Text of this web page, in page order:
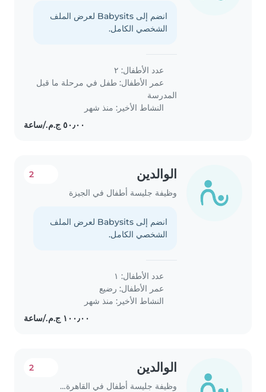
انضم إلى Babysits لعرض الملف
الشخصي الكامل.
عدد الأطفال: ٢
عمر الأطفال: طفل في مرحلة ما قبل
المدرسة
النشاط الأخير: منذ شهر
الوالدين
وظيفة جليسة أطفال في الجيزة
2
انضم إلى Babysits لعرض الملف
الشخصي الكامل.
عدد الأطفال: ١
عمر الأطفال: رضيع
النشاط الأخير: منذ شهر
الوالدين
وظيفة جليسة أطفال في القاهرة الجديدة
2